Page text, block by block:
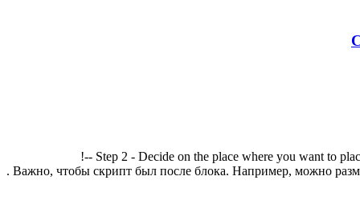
!-- Step 2 - Decide on the place where you want to
. Важно, чтобы скрипт был после блока. Например, можно